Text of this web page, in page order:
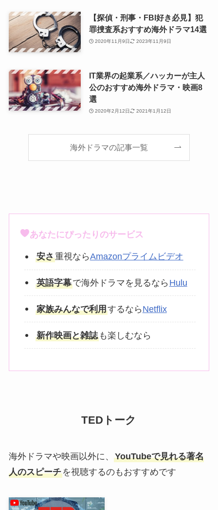
【探偵・刑事・FBI好き必見】犯
罪捜査系おすすめ海外ドラマ14選
2020年11月9日 2023年11月9日
IT業界の起業系／ハッカーが主人
公のおすすめ海外ドラマ・映画8
選
2020年2月12日 2021年1月12日
海外ドラマの記事一覧
あなたにぴったりのサービス
安さ重視ならAmazonプライムビデオ
英語字幕で海外ドラマを見るなら Hulu
家族みんなで利用するなら Netflix
新作映画と雑誌も楽しむなら
TEDトーク
海外ドラマや映画以外に、 YouTubeで見れる著名
人のスピーチを視聴するのもおすすめです